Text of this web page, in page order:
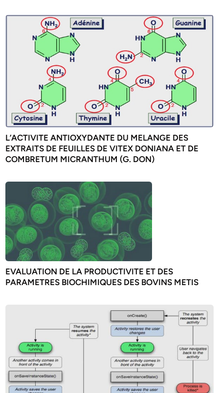
L’ACTIVITE ANTIOXYDANTE DU MELANGE DES
EXTRAITS DE FEUILLES DE VITEX DONIANA ET DE
COMBRETUM MICRANTHUM (G. DON)
EVALUATION DE LA PRODUCTIVITE ET DES
PARAMETRES BIOCHIMIQUES DES BOVINS METIS